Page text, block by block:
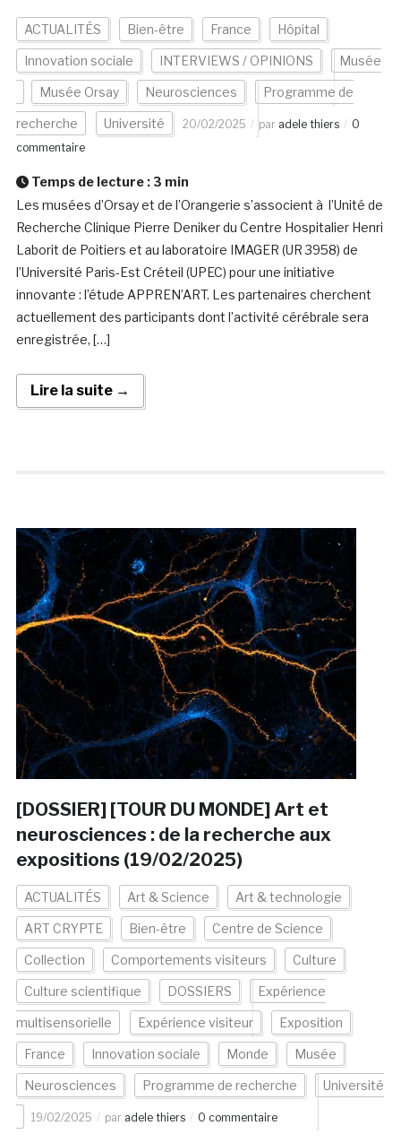
ACTUALITÉS Bien-être France Hôpital
Innovation sociale INTERVIEWS / OPINIONS Musée
Musée Orsay Neurosciences Programme de
recherche Université 20/02/2025 par adele thiers
0
commentaire
Temps de lecture : 3 min
Les musées d’Orsay et de l’Orangerie s’associent à l’Unité de
Recherche Clinique Pierre Deniker du Centre Hospitalier Henri
Laborit de Poitiers et au laboratoire IMAGER (UR 3958) de
l’Université Paris-Est Créteil (UPEC) pour une initiative
innovante : l’étude APPREN’ART. Les partenaires cherchent
actuellement des participants dont l’activité cérébrale sera
enregistrée, […]
Lire la suite →
[DOSSIER] [TOUR DU MONDE] Art et
neurosciences : de la recherche aux
expositions (19/02/2025)
ACTUALITÉS Art & Science Art & technologie
ART CRYPTE Bien-être Centre de Science
Collection Comportements visiteurs Culture
Culture scientifique DOSSIERS Expérience
multisensorielle Expérience visiteur Exposition
France Innovation sociale Monde Musée
Neurosciences Programme de recherche Université
19/02/2025 par adele thiers 0 commentaire